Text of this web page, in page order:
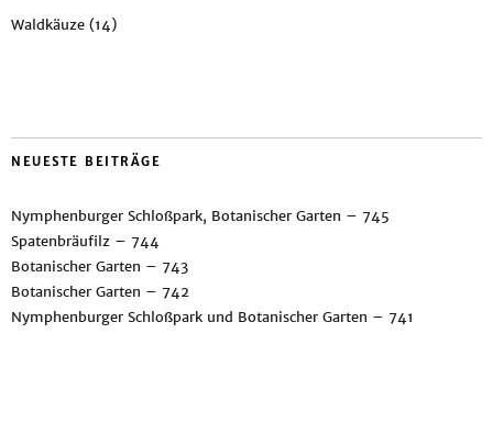
Waldkäuze (14)
NEUESTE BEITRÄGE
Nymphenburger Schloßpark, Botanischer Garten – 745
Spatenbräufilz – 744
Botanischer Garten – 743
Botanischer Garten – 742
Nymphenburger Schloßpark und Botanischer Garten – 741